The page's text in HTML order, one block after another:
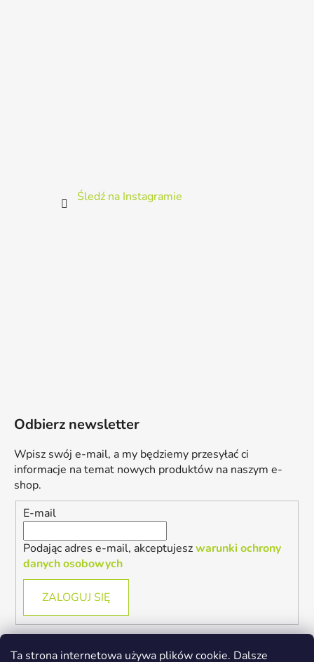
Ta strona internetowa używa plików cookie. Dalsze
Śledź na Instagramie
Odbierz newsletter
Wpisz swój e-mail, a my będziemy przesyłać ci
informacje na temat nowych produktów na naszym e-
shop.
E-mail
Podając adres e-mail, akceptujeszwarunki ochrony
danych osobowych
ZALOGUJ SIĘ